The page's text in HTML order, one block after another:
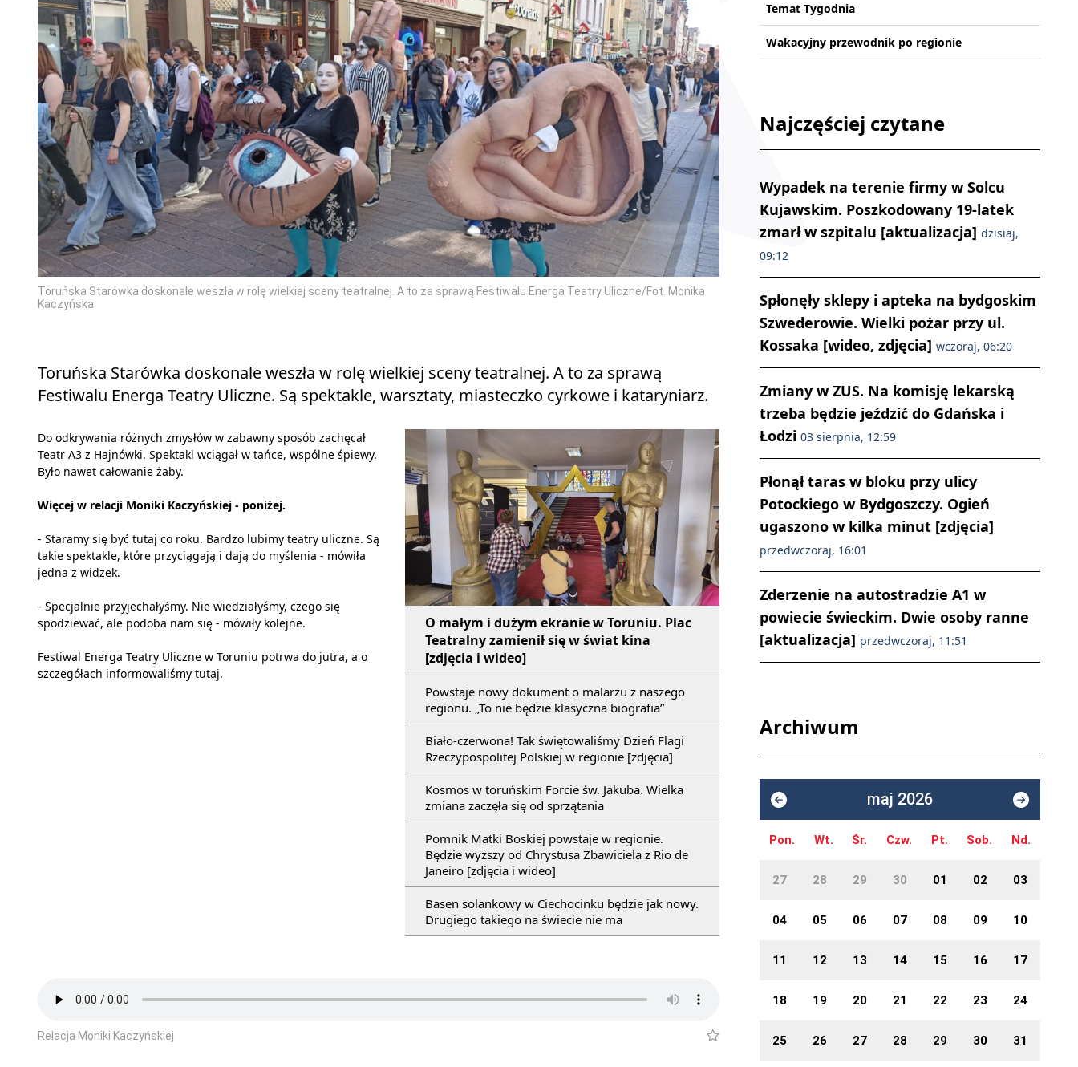
Toruńska Starówka doskonale weszła w rolę wielkiej sceny teatralnej. A to za sprawą Festiwalu Energa Teatry Uliczne/Fot. Monika
Kaczyńska
Toruńska Starówka doskonale weszła w rolę wielkiej sceny teatralnej. A to za sprawą
Festiwalu Energa Teatry Uliczne. Są spektakle, warsztaty, miasteczko cyrkowe i kataryniarz.
O małym i dużym ekranie w Toruniu. Plac
Teatralny zamienił się w świat kina
[zdjęcia i wideo]
Powstaje nowy dokument o malarzu z naszego
regionu. „To nie będzie klasyczna biografia”
Biało-czerwona! Tak świętowaliśmy Dzień Flagi
Rzeczypospolitej Polskiej w regionie [zdjęcia]
Kosmos w toruńskim Forcie św. Jakuba. Wielka
zmiana zaczęła się od sprzątania
Pomnik Matki Boskiej powstaje w regionie.
Będzie wyższy od Chrystusa Zbawiciela z Rio de
Janeiro [zdjęcia i wideo]
Basen solankowy w Ciechocinku będzie jak nowy.
Drugiego takiego na świecie nie ma
Do odkrywania różnych zmysłów w zabawny sposób zachęcał
Teatr A3 z Hajnówki. Spektakl wciągał w tańce, wspólne śpiewy.
Było nawet całowanie żaby.
Więcej w relacji Moniki Kaczyńskiej - poniżej.
- Staramy się być tutaj co roku. Bardzo lubimy teatry uliczne. Są
takie spektakle, które przyciągają i dają do myślenia - mówiła
jedna z widzek.
- Specjalnie przyjechałyśmy. Nie wiedziałyśmy, czego się
spodziewać, ale podoba nam się - mówiły kolejne.
Festiwal Energa Teatry Uliczne w Toruniu potrwa do jutra, a o
szczegółach informowaliśmy tutaj.
Relacja Moniki Kaczyńskiej
Temat Tygodnia
Wakacyjny przewodnik po regionie
Najczęściej czytane
Wypadek na terenie firmy w Solcu
Kujawskim. Poszkodowany 19-latek
zmarł w szpitalu [aktualizacja] dzisiaj,
09:12
Spłonęły sklepy i apteka na bydgoskim
Szwederowie. Wielki pożar przy ul.
Kossaka [wideo, zdjęcia] wczoraj, 06:20
Zmiany w ZUS. Na komisję lekarską
trzeba będzie jeździć do Gdańska i
Łodzi 03 sierpnia, 12:59
Płonął taras w bloku przy ulicy
Potockiego w Bydgoszczy. Ogień
ugaszono w kilka minut [zdjęcia]
przedwczoraj, 16:01
Zderzenie na autostradzie A1 w
powiecie świeckim. Dwie osoby ranne
[aktualizacja] przedwczoraj, 11:51
Archiwum
maj 2026
Pon. Wt. Śr. Czw. Pt. Sob. Nd.
27 28 29 30 01 02 03
04 05 06 07 08 09 10
11 12 13 14 15 16 17
18 19 20 21 22 23 24
25 26 27 28 29 30 31